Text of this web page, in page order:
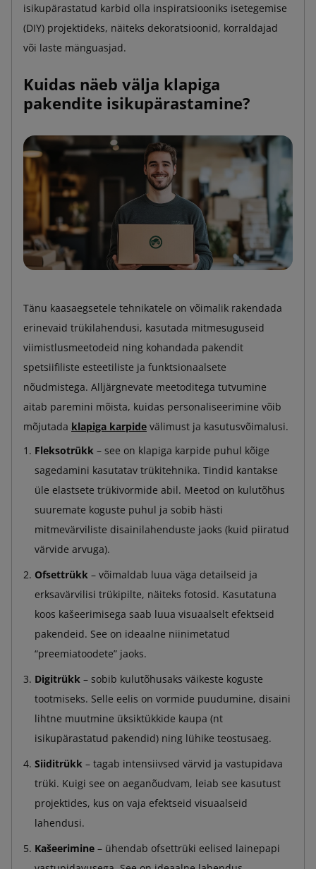
isikupärastatud karbid olla inspiratsiooniks isetegemise
(DIY) projektideks, näiteks dekoratsioonid, korraldajad
või laste mänguasjad.
Kuidas näeb välja klapiga
pakendite isikupärastamine?
Tänu kaasaegsetele tehnikatele on võimalik rakendada
erinevaid trükilahendusi, kasutada mitmesuguseid
viimistlusmeetodeid ning kohandada pakendit
spetsiifiliste esteetiliste ja funktsionaalsete
nõudmistega. Alljärgnevate meetoditega tutvumine
aitab paremini mõista, kuidas personaliseerimine võib
mõjutada klapiga karpide välimust ja kasutusvõimalusi.
Fleksotrükk – see on klapiga karpide puhul kõige
sagedamini kasutatav trükitehnika. Tindid kantakse
üle elastsete trükivormide abil. Meetod on kulutõhus
suuremate koguste puhul ja sobib hästi
mitmevärviliste disainilahenduste jaoks (kuid piiratud
värvide arvuga).
Ofsettrükk – võimaldab luua väga detailseid ja
erksavärvilisi trükipilte, näiteks fotosid. Kasutatuna
koos kašeerimisega saab luua visuaalselt efektseid
pakendeid. See on ideaalne niinimetatud
“preemiatoodete” jaoks.
Digitrükk – sobib kulutõhusaks väikeste koguste
tootmiseks. Selle eelis on vormide puudumine, disaini
lihtne muutmine üksiktükkide kaupa (nt
isikupärastatud pakendid) ning lühike teostusaeg.
Siiditrükk – tagab intensiivsed värvid ja vastupidava
trüki. Kuigi see on aeganõudvam, leiab see kasutust
projektides, kus on vaja efektseid visuaalseid
lahendusi.
Kašeerimine – ühendab ofsettrüki eelised lainepapi